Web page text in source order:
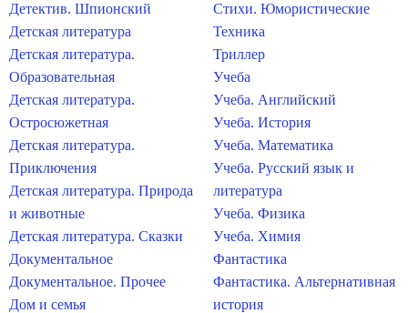
Детектив. Шпионский
Детская литература
Детская литература.
Образовательная
Детская литература.
Остросюжетная
Детская литература.
Приключения
Детская литература. Природа
и животные
Детская литература. Сказки
Документальное
Документальное. Прочее
Дом и семья
Стихи. Юмористические
Техника
Триллер
Учеба
Учеба. Английский
Учеба. История
Учеба. Математика
Учеба. Русский язык и
литература
Учеба. Физика
Учеба. Химия
Фантастика
Фантастика. Альтернативная
история